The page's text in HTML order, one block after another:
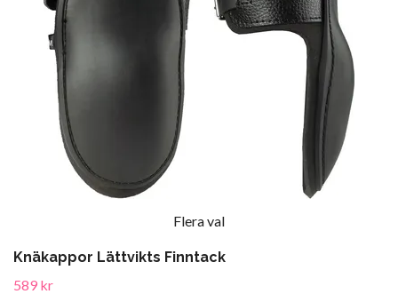
Flera val
Knäkappor Lättvikts Finntack
589 kr